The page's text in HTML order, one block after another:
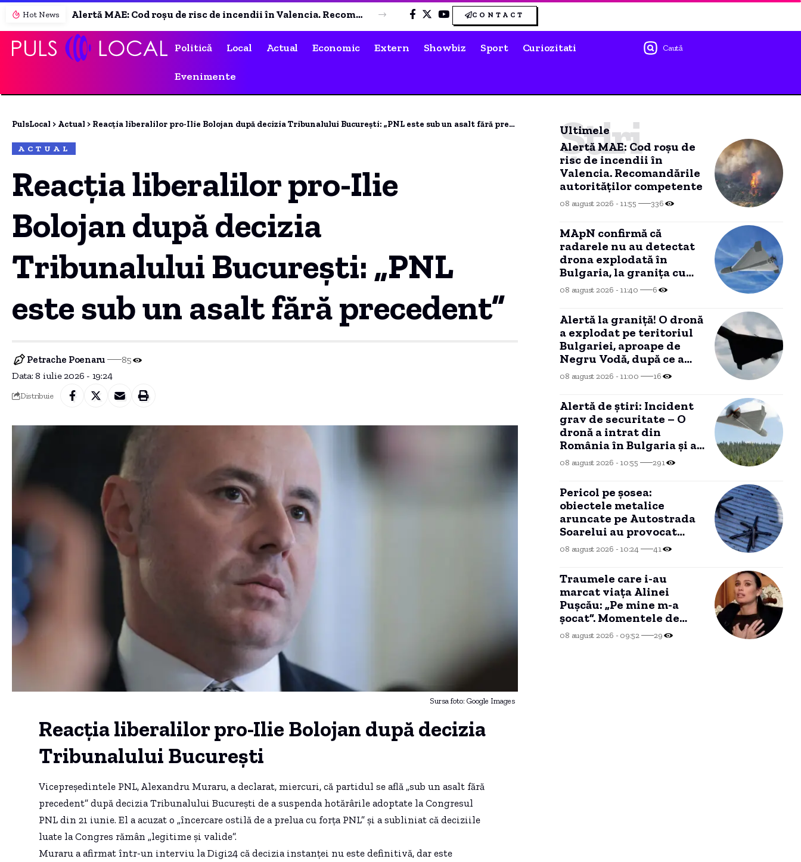
Hot News
Alertă MAE: Cod roșu de risc de incendii în Valencia. Recomandările autorităților competente MApN confirmă că radarele nu au detectat drona explodată în Bulgaria, la granița cu România CONTACT
Politică Local Actual Economic Extern Showbiz Sport Curiozitati
Evenimente
Caută
PulsLocal > Actual > Reacția liberalilor pro-Ilie Bolojan după decizia Tribunalului București: „PNL este sub un asalt fără precedent”
ACTUAL
Reacția liberalilor pro-Ilie
Bolojan după decizia
Tribunalului București: „PNL
este sub un asalt fără precedent”
Data: 8 iulie 2026 - 19:24
Petrache Poenaru 85
Distribuie
Sursa foto: Google Images
Reacția liberalilor pro-Ilie Bolojan după decizia
Tribunalului București
Vicepreședintele PNL, Alexandru Muraru, a declarat, miercuri, că partidul se află „sub un asalt fără
precedent” după decizia Tribunalului București de a suspenda hotărârile adoptate la Congresul
PNL din 21 iunie. El a acuzat o „încercare ostilă de a prelua cu forța PNL” și a subliniat că deciziile
luate la Congres rămân „legitime și valide”.
Muraru a afirmat într-un interviu la Digi24 că decizia instanței nu este definitivă, dar este
Ultimele
Știri
Alertă MAE: Cod roșu de
risc de incendii în
Valencia. Recomandările
autorităților competente
08 august 2026 - 11:55 336
MApN confirmă că
radarele nu au detectat
drona explodată în
Bulgaria, la granița cu
România
08 august 2026 - 11:40 6
Alertă la graniță! O dronă
a explodat pe teritoriul
Bulgariei, aproape de
Negru Vodă, după ce a
trecut prin România.
08 august 2026 - 11:00 16
Alertă de știri: Incident
grav de securitate – O
dronă a intrat din
România în Bulgaria și a
explodat la 100 de metri
de graniță
08 august 2026 - 10:55 291
Pericol pe șosea:
obiectele metalice
aruncate pe Autostrada
Soarelui au provocat
daune. CNAIR: „Au fost
afectate anvelopele și
08 august 2026 - 10:24 41
Traumele care i-au
marcat viața Alinei
Pușcău: „Pe mine m-a
șocat”. Momentele de
cumpănă înainte de a
anunța că este grav
08 august 2026 - 09:52 29